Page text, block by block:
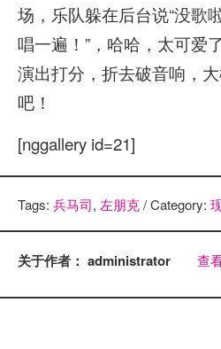
场，乐队躲在后台说“没歌
唱一遍！”，哈哈，太可爱
演出打分，折去破音响，
吧！
[nggallery id=21]
Tags: 兵马司, 左朋克/ Category:
关于作者： administrator 查